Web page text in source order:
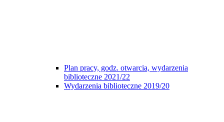
Plan pracy, godz. otwarcia, wydarzenia
biblioteczne 2021/22
Wydarzenia biblioteczne 2019/20